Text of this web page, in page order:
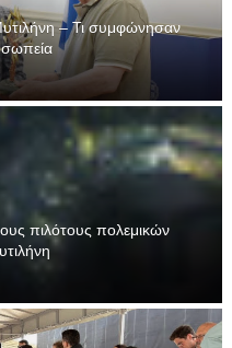
– Τι συμφώνησαν
πιλότους πολεμικών